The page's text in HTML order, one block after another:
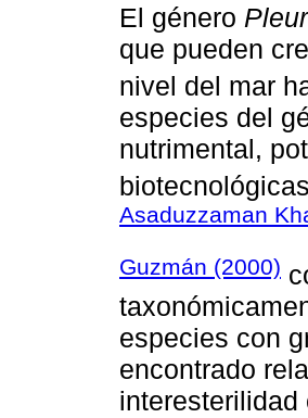
El género
que pueden
nivel del mar
especies del
nutrimental,
Asaduzzaman
Guzmán (2000)
especies con
encontrado